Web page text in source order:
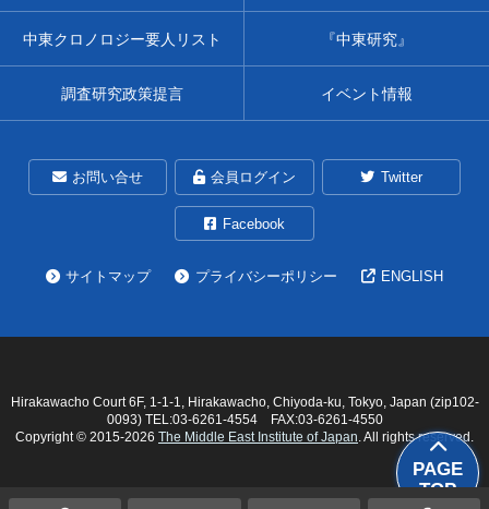
中東クロノロジー要人リスト 『中東研究』
調査研究政策提言 イベント情報
お問い合せ 会員ログイン Twitter
Facebook
サイトマップ プライバシーポリシー ENGLISH
Hirakawacho Court 6F, 1-1-1, Hirakawacho, Chiyoda-ku, Tokyo, Japan (zip102-
0093) TEL:03-6261-4554 FAX:03-6261-4550
Copyright © 2015-2026 The Middle East Institute of Japan. All rights reserved.
PAGE
TOP